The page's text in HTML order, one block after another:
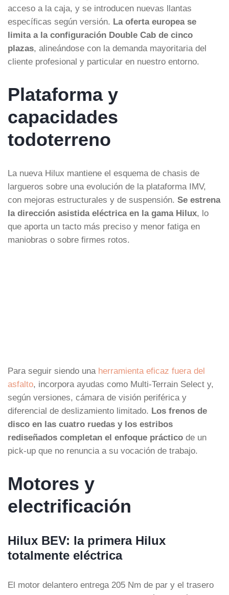
acceso a la caja, y se introducen nuevas llantas
específicas según versión. La oferta europea se
limita a la configuración Double Cab de cinco
plazas, alineándose con la demanda mayoritaria del
cliente profesional y particular en nuestro entorno.
Plataforma y
capacidades
todoterreno
La nueva Hilux mantiene el esquema de chasis de
largueros sobre una evolución de la plataforma IMV,
con mejoras estructurales y de suspensión. Se estrena
la dirección asistida eléctrica en la gama Hilux, lo
que aporta un tacto más preciso y menor fatiga en
maniobras o sobre firmes rotos.
Para seguir siendo una herramienta eficaz fuera del
asfalto, incorpora ayudas como Multi-Terrain Select y,
según versiones, cámara de visión periférica y
diferencial de deslizamiento limitado. Los frenos de
disco en las cuatro ruedas y los estribos
rediseñados completan el enfoque práctico de un
pick-up que no renuncia a su vocación de trabajo.
Motores y
electrificación
Hilux BEV: la primera Hilux
totalmente eléctrica
El motor delantero entrega 205 Nm de par y el trasero